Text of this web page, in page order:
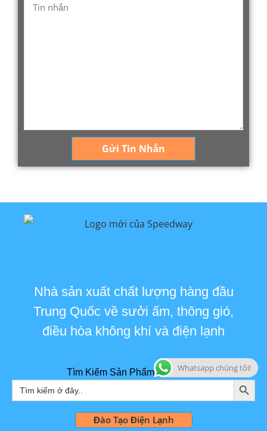
Gửi Tin Nhắn
Nhà sản xuất chất lượng hàng đầu
Trung Quốc về sưởi ấm, thông gió,
điều hòa không khí và điện lạnh
Tìm Kiếm Sản Phẩm Liên Quan
Tìm
kiếm:
NÚT
Đào Tạo Điện Lạnh
Whatsapp chúng tôi!